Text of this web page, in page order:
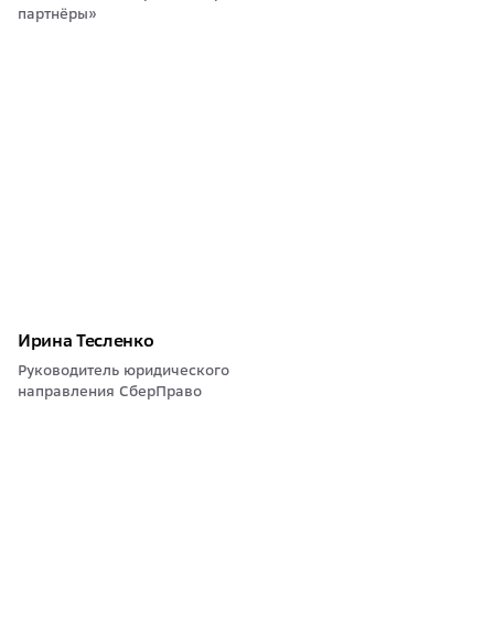
партнёры»
Ирина Тесленко
Руководитель юридического
направления СберПраво